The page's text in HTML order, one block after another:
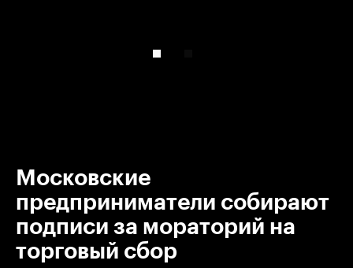
Московские
предприниматели собирают
подписи за мораторий на
торговый сбор